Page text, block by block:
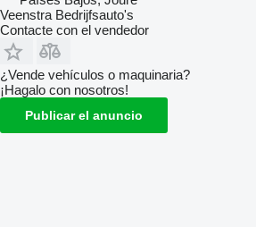
Veenstra Bedrijfsauto's
Contacte con el vendedor
¿Vende vehículos o maquinaria?
¡Hagalo con nosotros!
Publicar el anuncio